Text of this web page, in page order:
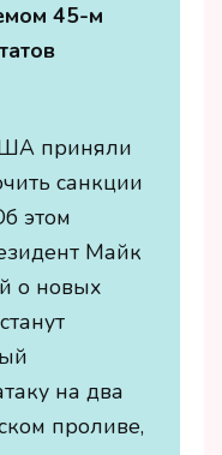
45-м
приняли
санкции
этом
Майк
о новых
на два
проливе,